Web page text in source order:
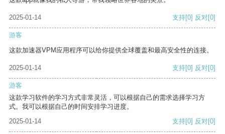
2025-01-14 支持[0] 反对[0]
游客
这款加速器VPM应用程序可以给你提供全球覆盖和最高安全性的连接。
2025-01-14 支持[0] 反对[0]
游客
这款学习软件的学习方式非常灵活，可以根据自己的需求选择学习方
式。我可以根据自己的时间安排学习进度。
2025-01-14
支持[0] 反对[0]